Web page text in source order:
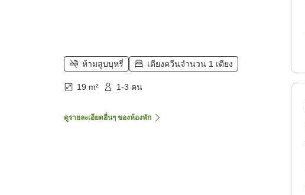
ห้ามสูบบุหรี่ เตียงควีนจำนวน 1 เตียง
19 m² 1-3 คน
ดูรายละเอียดอื่นๆ ของห้องพัก